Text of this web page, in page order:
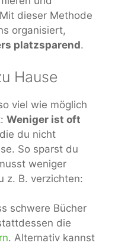
dieser Methode
organisiert,
platzsparend.
Hause
viel wie möglich
Weniger ist oft
du nicht
So sparst du
weniger
z. B. verzichten:
schwere Bücher
die
. Alternativ kannst